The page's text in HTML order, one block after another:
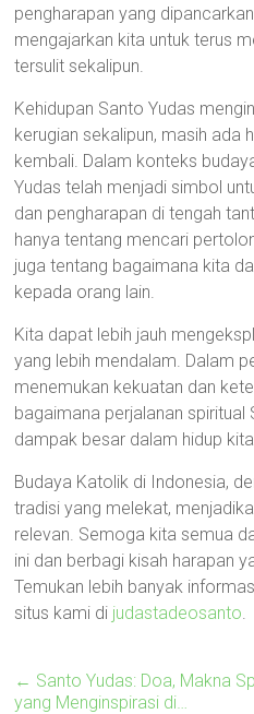
pengharapan yang
mengajarkan kita untuk terus
tersulit sekalipun.
Kehidupan Santo Yudas
kerugian sekalipun, masih ada
kembali. Dalam konteks
Yudas telah menjadi simbol
dan pengharapan di tengah
hanya tentang mencari
juga tentang bagaimana kita
kepada orang lain.
Kita dapat lebih jauh
yang lebih mendalam. Dalam
menemukan kekuatan dan
bagaimana perjalanan
dampak besar dalam hidup
Budaya Katolik di Indonesia,
tradisi yang melekat,
relevan. Semoga kita semua
ini dan berbagi kisah harapan
Temukan lebih banyak
situs kami di judastadeosanto.
← Santo Yudas: Doa, Makna
yang Menginspirasi di…